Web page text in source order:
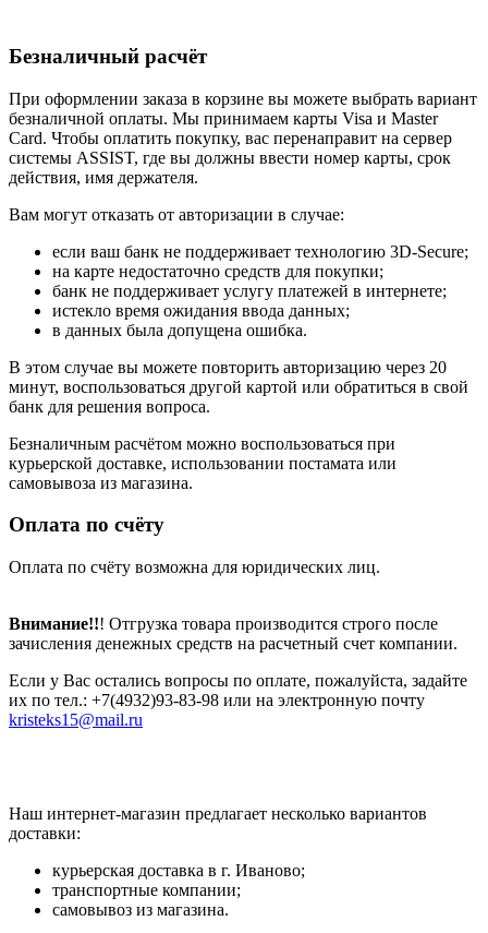
Безналичный расчёт
При оформлении заказа в корзине вы можете выбрать вариант
безналичной оплаты. Мы принимаем карты Visa и Master
Card. Чтобы оплатить покупку, вас перенаправит на сервер
системы ASSIST, где вы должны ввести номер карты, срок
действия, имя держателя.
Вам могут отказать от авторизации в случае:
если ваш банк не поддерживает технологию 3D-Secure;
на карте недостаточно средств для покупки;
банк не поддерживает услугу платежей в интернете;
истекло время ожидания ввода данных;
в данных была допущена ошибка.
В этом случае вы можете повторить авторизацию через 20
минут, воспользоваться другой картой или обратиться в свой
банк для решения вопроса.
Безналичным расчётом можно воспользоваться при
курьерской доставке, использовании постамата или
самовывоза из магазина.
Оплата по счёту
Оплата по счёту возможна для юридических лиц.
Внимание!!! Отгрузка товара производится строго после
зачисления денежных средств на расчетный счет компании.
Если у Вас остались вопросы по оплате, пожалуйста, задайте
их по тел.: +7(4932)93-83-98 или на электронную почту
kristeks15@mail.ru
Наш интернет-магазин предлагает несколько вариантов
доставки:
курьерская доставка в г. Иваново;
транспортные компании;
самовывоз из магазина.